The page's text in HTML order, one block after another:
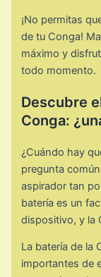
¡No permitas
de tu Conga!
máximo y
todo momento.
Descubre
Conga:
¿Cuándo hay
pregunta
aspirador tan
batería es un
dispositivo, y la
La batería de la
importantes de